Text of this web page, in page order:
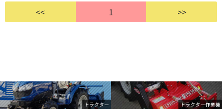
トラクター トラクター作業機
<< 1 >>